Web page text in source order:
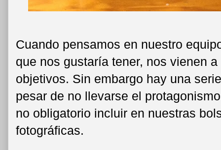
Cuando pensamos en nuestro
que nos gustaría tener, nos vienen
objetivos. Sin embargo hay una
pesar de no llevarse el
no obligatorio incluir en nuestras
fotográficas.